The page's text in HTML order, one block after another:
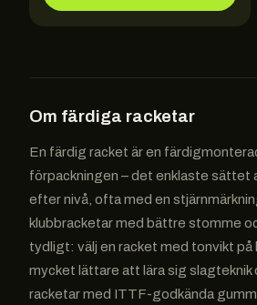
Om färdiga racketar
En färdig racket är en
förpackningen – det enklaste sättet
efter nivå, ofta med en
klubbracketar med bättre stomme
tydligt: välj en racket med tonvikt på
mycket lättare att lära sig
racketar med ITTF-godkända